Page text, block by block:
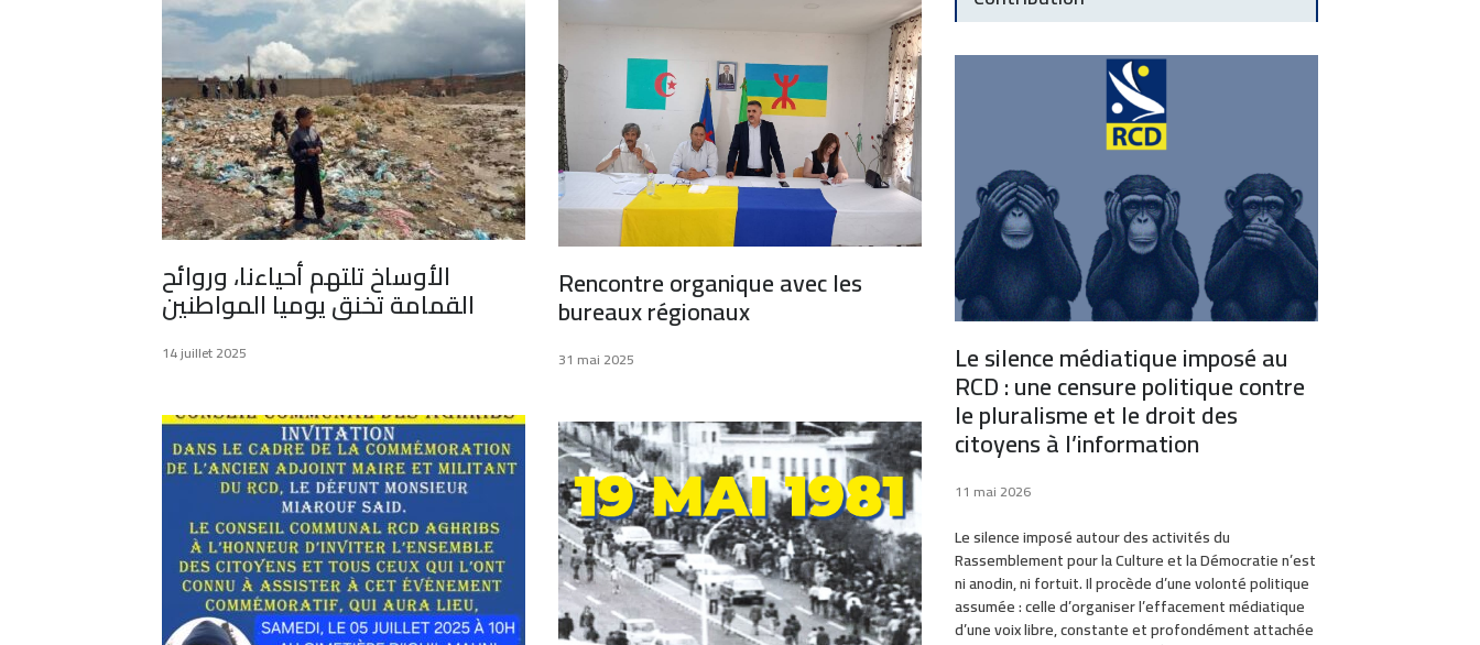
الأوساخ تلتهم أحياءنا، وروائح
القمامة تخنق يوميا المواطنين
14 juillet 2025
Rencontre organique avec les
bureaux régionaux
31 mai 2025 Le silence médiatique imposé au
RCD : une censure politique contre
le pluralisme et le droit des
citoyens à l’information
11 mai 2026
Le silence imposé autour des activités du
Rassemblement pour la Culture et la Démocratie n’est
ni anodin, ni fortuit. Il procède d’une volonté politique
assumée : celle d’organiser l’effacement médiatique
d’une voix libre, constante et profondément attachée